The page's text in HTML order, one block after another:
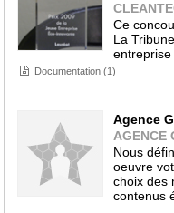
Ce
La
Documentation (1)
Agence
AGENCE
Nous
oeuvre
choix des
contenus